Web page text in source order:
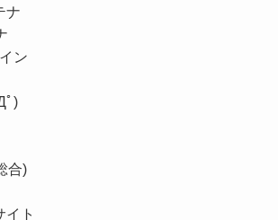
ナ
ン
ﾟ)
合)
イト